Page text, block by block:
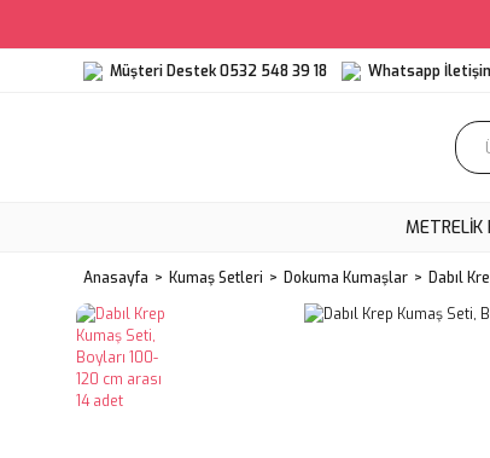
Müşteri Destek 0532 548 39 18 Whatsapp
METRELIK
Anasayfa Kumaş Setleri Dokuma Kumaşlar Dabıl